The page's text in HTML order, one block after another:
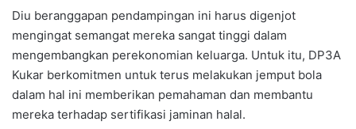
Diu beranggapan pendampingan ini harus digenjot
mengingat semangat mereka sangat tinggi dalam
mengembangkan perekonomian keluarga. Untuk itu, DP3A
Kukar berkomitmen untuk terus melakukan jemput bola
dalam hal ini memberikan pemahaman dan membantu
mereka terhadap sertifikasi jaminan halal.